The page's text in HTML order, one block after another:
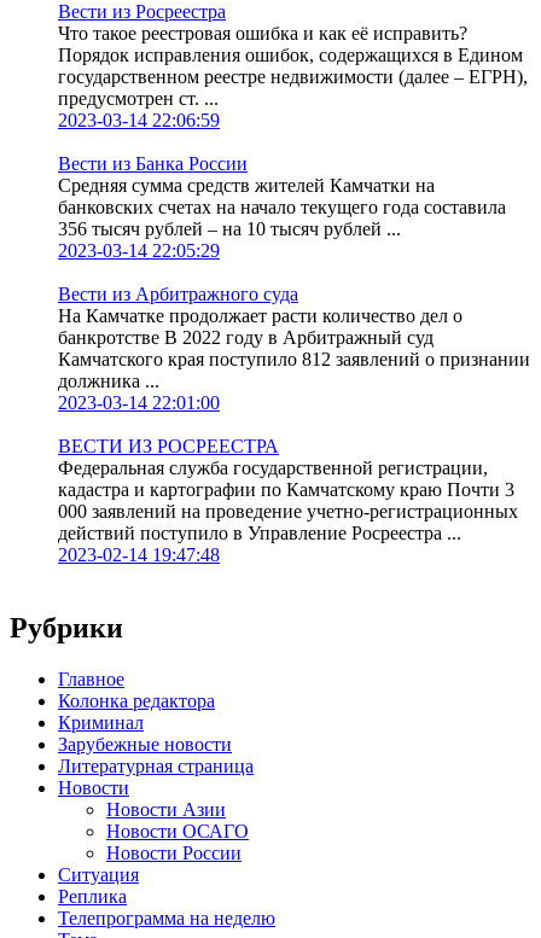
Вести из Росреестра
Что такое реестровая ошибка и как её исправить?
Порядок исправления ошибок, содержащихся в Едином
государственном реестре недвижимости (далее – ЕГРН),
предусмотрен ст. ...
2023-03-14 22:06:59
Вести из Банка России
Средняя сумма средств жителей Камчатки на
банковских счетах на начало текущего года составила
356 тысяч рублей – на 10 тысяч рублей ...
2023-03-14 22:05:29
Вести из Арбитражного суда
На Камчатке продолжает расти количество дел о
банкротстве В 2022 году в Арбитражный суд
Камчатского края поступило 812 заявлений о признании
должника ...
2023-03-14 22:01:00
ВЕСТИ ИЗ РОСРЕЕСТРА
Федеральная служба государственной регистрации,
кадастра и картографии по Камчатскому краю Почти 3
000 заявлений на проведение учетно-регистрационных
действий поступило в Управление Росреестра ...
2023-02-14 19:47:48
Рубрики
Главное
Колонка редактора
Криминал
Зарубежные новости
Литературная страница
Новости
Новости Азии
Новости ОСАГО
Новости России
Ситуация
Реплика
Телепрограмма на неделю